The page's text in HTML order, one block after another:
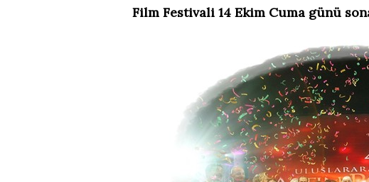
Film Festivali 14 Ekim Cuma günü